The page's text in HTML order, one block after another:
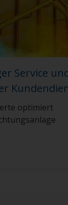
Service
optimiert